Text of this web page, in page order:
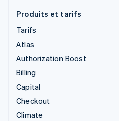
Produits et tarifs
Tarifs
Atlas
Authorization Boost
Billing
Capital
Checkout
Climate